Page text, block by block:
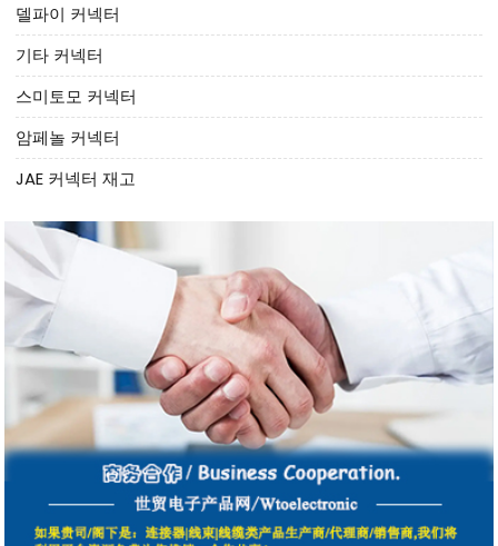
델파이 커넥터
기타 커넥터
스미토모 커넥터
암페놀 커넥터
JAE 커넥터 재고